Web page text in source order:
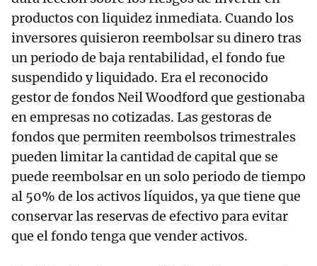
productos con liquidez inmediata. Cuando los
inversores quisieron reembolsar su dinero tras
un periodo de baja rentabilidad, el fondo fue
suspendido y liquidado. Era el reconocido
gestor de fondos Neil Woodford que gestionaba
en empresas no cotizadas. Las gestoras de
fondos que permiten reembolsos trimestrales
pueden limitar la cantidad de capital que se
puede reembolsar en un solo periodo de tiempo
al 50% de los activos líquidos, ya que tiene que
conservar las reservas de efectivo para evitar
que el fondo tenga que vender activos.